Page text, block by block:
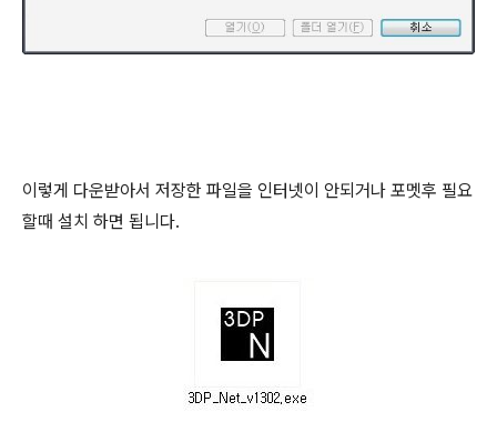
이렇게 다운받아서 저장한 파일을 인터넷이 안되거나 포멧후 필요
할때 설치 하면 됩니다.